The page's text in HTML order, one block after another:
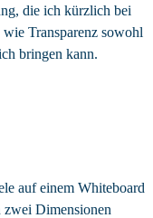
die ich kürzlich bei
Transparenz sowohl
bringen kann.
auf einem Whiteboard
zwei Dimensionen